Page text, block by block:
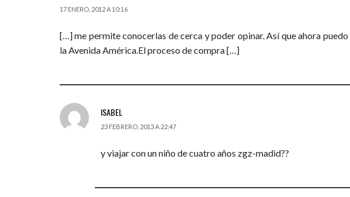
17 ENERO, 2012 A 10:16
[…] me permite conocerlas de cerca y poder opinar. Así que ahora
la Avenida América.El proceso de compra […]
ISABEL
23 FEBRERO, 2013 A 22:47
y viajar con un niño de cuatro años zgz-madid??